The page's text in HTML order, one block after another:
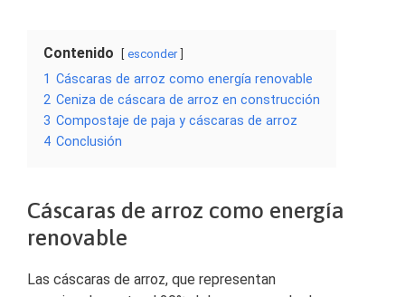
Contenido esconder
1 Cáscaras de arroz como energía renovable
2 Ceniza de cáscara de arroz en construcción
3 Compostaje de paja y cáscaras de arroz
4 Conclusión
Cáscaras de arroz como energía
renovable
Las cáscaras de arroz, que representan